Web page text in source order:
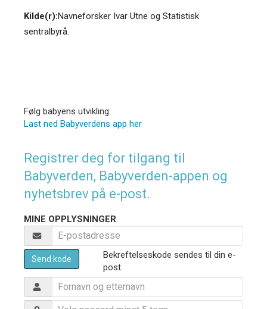
Kilde(r):Navneforsker Ivar Utne og Statistisk
sentralbyrå.
Følg babyens utvikling:
Last ned Babyverdens app her
Registrer deg for tilgang til
Babyverden, Babyverden-appen og
nyhetsbrev på e-post.
MINE OPPLYSNINGER
Send kode
Bekreftelseskode sendes til din e-
post.